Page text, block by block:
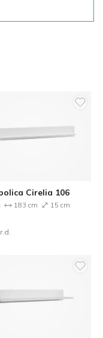
Cirelia 106
183 cm 15 cm